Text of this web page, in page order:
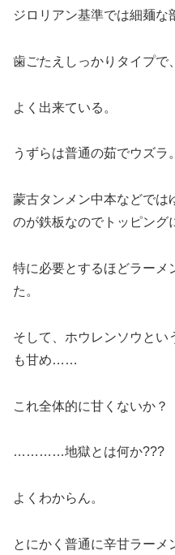
ジロリアン基準では細麺な
歯ごたえしっかりタイプで
よく出来ている。
うずらは普通の茹でウズラ。
蒙古タンメン中本などでは
のが鉄板なのでトッピング
特に必要とするほどラーメ
た。
そして、ホウレンソウとい
も甘め……
これ全体的に甘くないか？
…………地獄とは何か???
よくわからん。
とにかく普通に辛甘ラーメ